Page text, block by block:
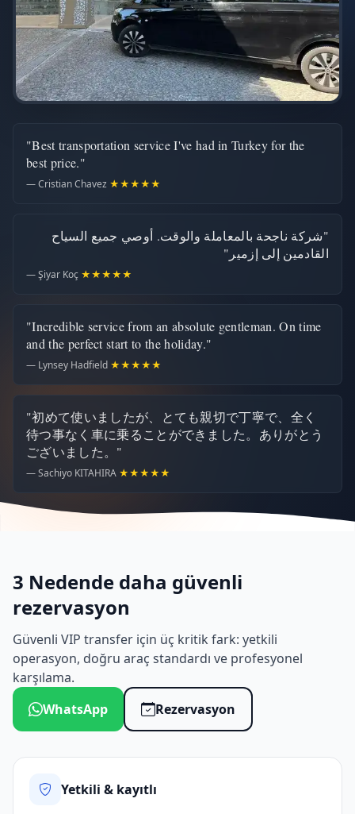
"Best transportation service I've had in Turkey for the
best price."
— Cristian Chavez ★★★★★
"شركة ناجحة بالمعاملة والوقت. أوصي جميع السياح
القادمين إلى إزمير"
— Şiyar Koç ★★★★★
"Incredible service from an absolute gentleman. On time
and the perfect start to the holiday."
— Lynsey Hadfield ★★★★★
"初めて使いましたが、とても親切で丁寧で、全く
待つ事なく車に乗ることができました。ありがとう
ございました。"
— Sachiyo KITAHIRA ★★★★★
3 Nedende daha güvenli
rezervasyon
Güvenli VIP transfer için üç kritik fark: yetkili
operasyon, doğru araç standardı ve profesyonel
karşılama.
WhatsApp
Rezervasyon
Yetkili & kayıtlı